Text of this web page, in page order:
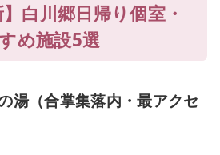
】白川郷日帰り個室・
め施設5選
湯（合掌集落内・最アクセ